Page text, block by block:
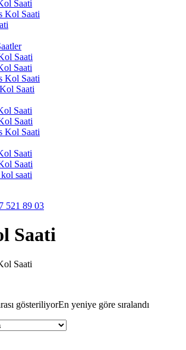
Saati
Kol Saati
Saati
Saati
Kol Saati
Saati
Saati
Saati
Kol Saati
Saati
Saati
saati
521 89 03
Saati
Saati
gösteriliyorEn yeniye göre sıralandı